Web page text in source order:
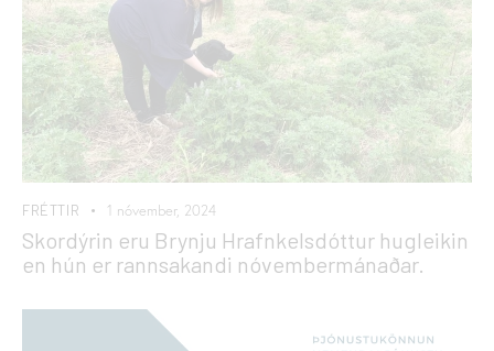
FRÉTTIR 1 nóvember, 2024
Skordýrin eru Brynju Hrafnkelsdóttur hugleikin
en hún er rannsakandi nóvembermánaðar.